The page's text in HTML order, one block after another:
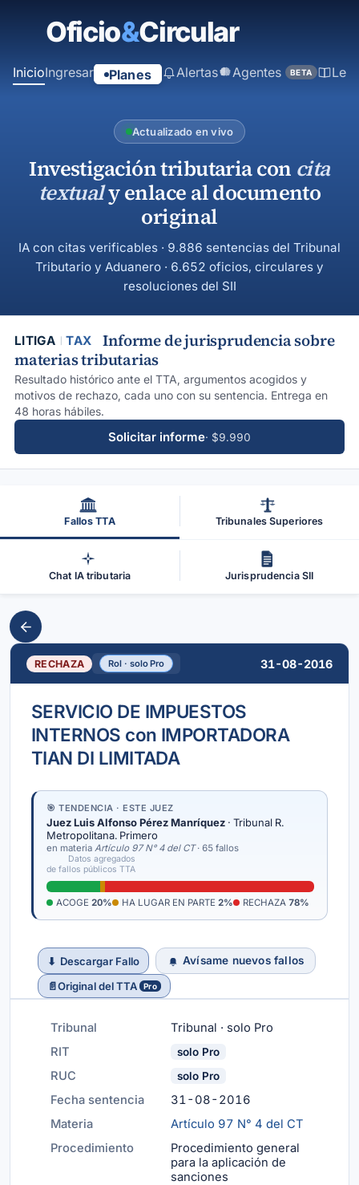
principal
InicioIngresar Planes Alertas Agentes BETA
Actualizado en vivo
Investigación tributaria con cita
textualy enlace al documento
original
IA con citas verificables · 9.886 sentencias del Tribunal
Tributario y Aduanero · 6.652 oficios, circulares y
resoluciones del SII
LITIGA TAX
Informe de jurisprudencia sobre
materias tributarias
Resultado histórico ante el TTA, argumentos acogidos y
motivos de rechazo, cada uno con su sentencia. Entrega en
48 horas hábiles.
Solicitar informe· $9.990
Fallos TTA Tribunales Superiores
Chat IA tributaria Jurisprudencia SII
RECHAZA Rol · solo Pro 31-08-2016
SERVICIO DE IMPUESTOS
INTERNOS con IMPORTADORA
TIAN DI LIMITADA
🎯 TENDENCIA · ESTE JUEZ
Juez Luis Alfonso Pérez Manríquez · Tribunal R.
Metropolitana. Primero
en materia Artículo 97 N° 4 del CT· 65 fallos
Datos agregados
de fallos públicos TTA
ACOGE 20% HA LUGAR EN PARTE 2% RECHAZA 78%
⬇ Descargar Fallo
Avísame nuevos fallos
📄Original del TTA Pro
Tribunal
Tribunal · solo Pro
RIT
solo Pro
RUC solo Pro
Fecha sentencia
31-08-2016
Materia
Artículo 97 N° 4 del CT
Procedimiento
Procedimiento general
para la aplicación de
sanciones